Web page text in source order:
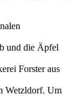
und die Äpfel
Forster aus
Wetzldorf. Um